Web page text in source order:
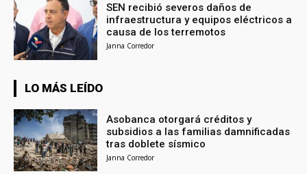
SEN recibió severos daños de
infraestructura y equipos eléctricos a
causa de los terremotos
Janna Corredor
LO MÁS LEÍDO
Asobanca otorgará créditos y
subsidios a las familias damnificadas
tras doblete sísmico
Janna Corredor